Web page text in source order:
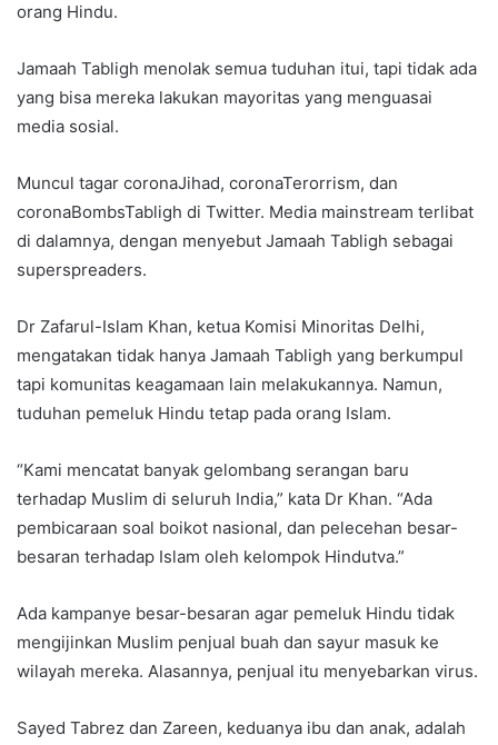
orang Hindu.
Jamaah Tabligh menolak semua tuduhan itui, tapi tidak ada
yang bisa mereka lakukan mayoritas yang menguasai
media sosial.
Muncul tagar coronaJihad, coronaTerorrism, dan
coronaBombsTabligh di Twitter. Media mainstream terlibat
di dalamnya, dengan menyebut Jamaah Tabligh sebagai
superspreaders.
Dr Zafarul-Islam Khan, ketua Komisi Minoritas Delhi,
mengatakan tidak hanya Jamaah Tabligh yang berkumpul
tapi komunitas keagamaan lain melakukannya. Namun,
tuduhan pemeluk Hindu tetap pada orang Islam.
“Kami mencatat banyak gelombang serangan baru
terhadap Muslim di seluruh India,” kata Dr Khan. “Ada
pembicaraan soal boikot nasional, dan pelecehan besar-
besaran terhadap Islam oleh kelompok Hindutva.”
Ada kampanye besar-besaran agar pemeluk Hindu tidak
mengijinkan Muslim penjual buah dan sayur masuk ke
wilayah mereka. Alasannya, penjual itu menyebarkan virus.
Sayed Tabrez dan Zareen, keduanya ibu dan anak, adalah